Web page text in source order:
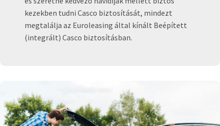
kezekben tudni Casco biztosítását, mindezt
megtalálja az Euroleasing által kínált Beépített
(integrált) Casco biztosításban.